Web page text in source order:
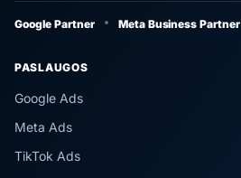
Google Partner Meta Business Partner
PASLAUGOS
Google Ads
Meta Ads
TikTok Ads